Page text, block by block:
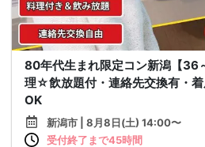
80年代生まれ限定コン新潟【36
理☆飲放題付・連絡先交換有・
OK
新潟市 | 8月8日(土) 14:00〜
受付終了まで45時間